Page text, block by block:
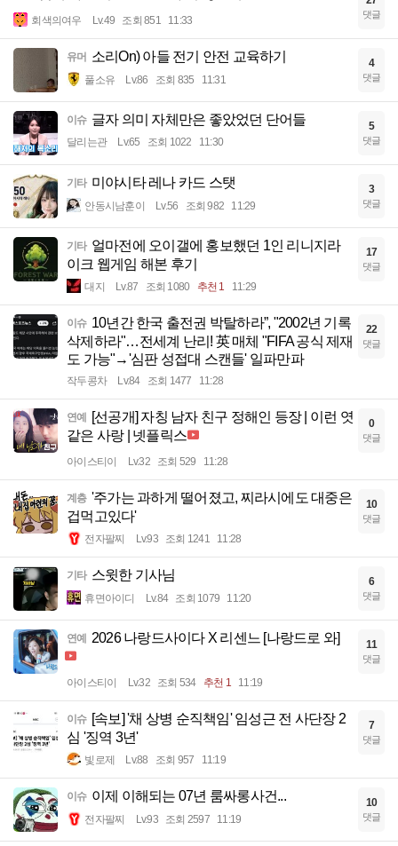
회색의여우 Lv.49 조회 851 11:33 댓글
유머 소리On) 아들 전기 안전 교육하기
풀소유 Lv.86 조회 835 11:31
4
댓글
이슈 글자 의미 자체만은 좋았었던 단어들
달리는관 Lv.65 조회 1022 11:30
5
댓글
기타 미야시타 레나 카드 스탯
안동시남훈이 Lv.56 조회 982 11:29
3
댓글
기타 얼마전에 오이갤에 홍보했던 1인 리니지라
이크 웹게임 해본 후기
대지 Lv.87 조회 1080 추천 1 11:29
17
댓글
이슈 10년간 한국 출전권 박탈하라”, "2002년 기록
삭제하라"…전세계 난리! 英 매체 "FIFA 공식 제재
도 가능"→'심판 성접대 스캔들' 일파만파
작두콩차 Lv.84 조회 1477 11:28
22
댓글
연예
[선공개] 자칭 남자 친구 정해인 등장 | 이런 엿
같은 사랑 | 넷플릭스
아이스티이 Lv.32 조회 529 11:28
0
댓글
계층 '주가는 과하게 떨어졌고, 찌라시에도 대중은
겁먹고있다'
전자팔찌 Lv.93 조회 1241 11:28
10
댓글
기타 스윗한 기사님
휴면아이디 Lv.84 조회 1079 11:20
6
댓글
연예 2026 나랑드사이다 X 리센느 [나랑드로 와]
아이스티이 Lv.32 조회 534 추천 1 11:19
11
댓글
이슈 [속보] '채 상병 순직책임' 임성근 전 사단장 2
심 '징역 3년'
빛로제 Lv.88 조회 957 11:19
7
댓글
이슈 이제 이해되는 07년 룸싸롱사건...
전자팔찌 Lv.93 조회 2597 11:19
10
댓글